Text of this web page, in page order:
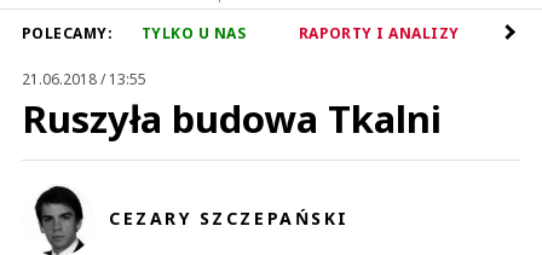
POLECAMY: TYLKO U NAS RAPORTY I ANALIZY
21.06.2018 / 13:55
Ruszyła budowa Tkalni
CEZARY SZCZEPAŃSKI